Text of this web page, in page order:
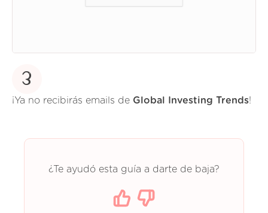
3
¡Ya no recibirás emails de Global Investing Trends!
¿Te ayudó esta guía a darte de baja?